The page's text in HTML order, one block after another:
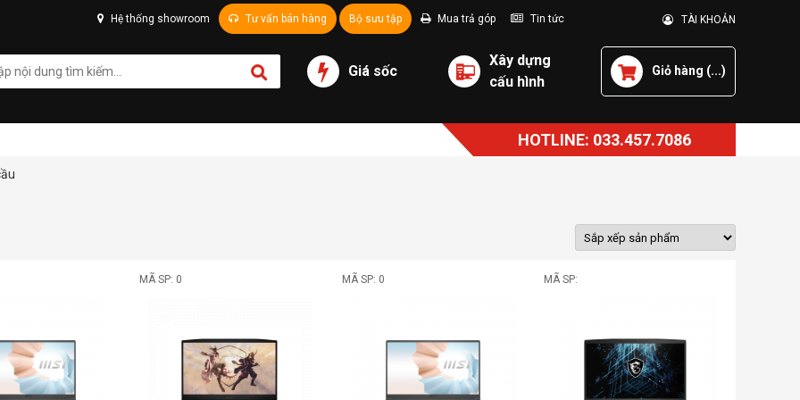
Hệ thống showroom Tư vấn bán hàng Bộ sưu tập Mua trả góp Tin tức TÀI KHOẢN
Giá sốc
Xây dựng
cấu hình
Giỏ hàng (...)
HOTLINE: 033.457.7086
MÃ SP: 0 MÃ SP: 0 MÃ SP: